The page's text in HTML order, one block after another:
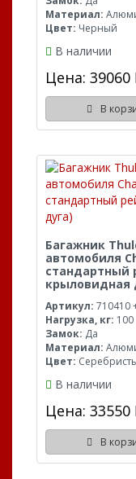
Материал:
Цвет: Черный
В наличии
Цена: 39060
В
Багажник
автомобиля
стандартный
крыловидная
Артикул: 710410
Нагрузка, кг: 100
Замок: Да
Материал:
Цвет:
В наличии
Цена: 33550
В